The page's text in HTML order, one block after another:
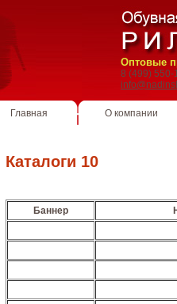
Оптовые
8 (499) 550-
Главная О компании
Каталоги 10
Баннер